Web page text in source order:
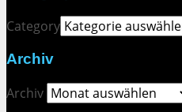
Category
Archiv
Archiv